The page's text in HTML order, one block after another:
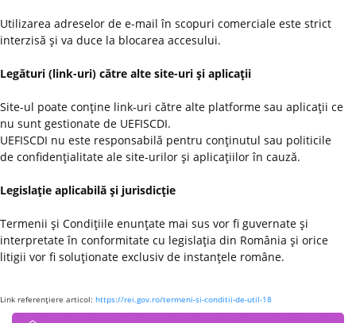
Utilizarea adreselor de e-mail în scopuri comerciale este strict
interzisă şi va duce la blocarea accesului.
Legături (link-uri) către alte site-uri şi aplicaţii
Site-ul poate conţine link-uri către alte platforme sau aplicaţii ce
nu sunt gestionate de UEFISCDI.
UEFISCDI nu este responsabilă pentru conţinutul sau politicile
de confidenţialitate ale site-urilor şi aplicaţiilor în cauză.
Legislaţie aplicabilă şi jurisdicţie
Termenii şi Condiţiile enunţate mai sus vor fi guvernate şi
interpretate în conformitate cu legislaţia din România şi orice
litigii vor fi soluţionate exclusiv de instanţele române.
Link referenţiere articol: https://rei.gov.ro/termeni-si-conditii-de-util-18